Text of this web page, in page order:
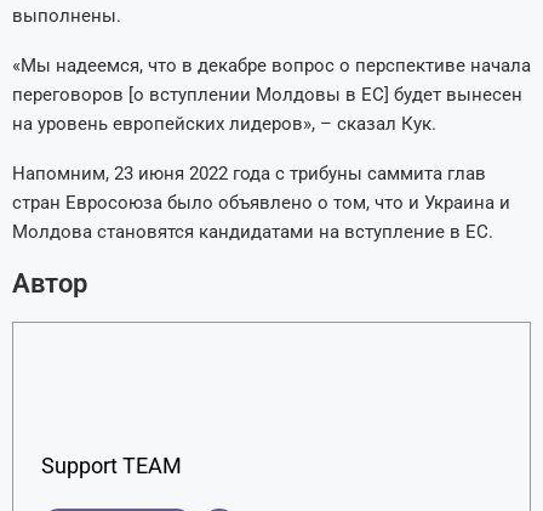
выполнены.
«Мы надеемся, что в декабре вопрос о перспективе начала
переговоров [о вступлении Молдовы в ЕС] будет вынесен
на уровень европейских лидеров», – сказал Кук.
Напомним, 23 июня 2022 года с трибуны саммита глав
стран Евросоюза было объявлено о том, что и Украина и
Молдова становятся кандидатами на вступление в ЕС.
Автор
Support TEAM